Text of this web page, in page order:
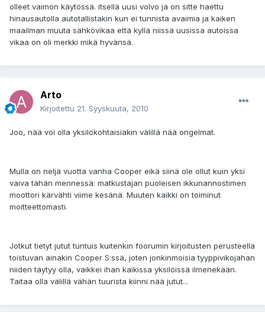
olleet vaimon käytössä. itsellä uusi volvo ja on sitte haettu
hinausautolla autotallistakin kun ei tunnista avaimia ja kaiken
maailman muuta sähkövikaa että kyllä niissä uusissa autoissa
vikaa on oli merkki mikä hyvänsä.
Arto
Kirjoitettu 21. Syyskuuta, 2010
Joo, nää voi olla yksilökohtaisiakin välillä nää ongelmat.
Mulla on neljä vuotta vanha Cooper eikä siinä ole ollut kuin yksi
vaiva tähän mennessä: matkustajan puoleisen ikkunannostimen
moottori kärvähti viime kesänä. Muuten kaikki on toiminut
moitteettomasti.
Jotkut tietyt jutut tuntuis kuitenkin foorumin kirjoitusten perusteella
toistuvan ainakin Cooper S:ssä, joten jonkinmoisia tyyppivikojahan
niiden täytyy olla, vaikkei ihan kaikissa yksilöissä ilmenekään.
Taitaa olla välillä vähän tuurista kiinni nää jutut...